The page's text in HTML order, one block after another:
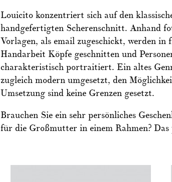
Louicito konzentriert sich auf den
handgefertigten Scherenschnitt. Anhand
Vorlagen, als email zugeschickt, werden in
Handarbeit Köpfe geschnitten und
charakteristisch portraitiert. Ein altes
zugleich modern umgesetzt, den
Umsetzung sind keine Grenzen gesetzt.
Brauchen Sie ein sehr persönliches
für die Großmutter in einem Rahmen? Das